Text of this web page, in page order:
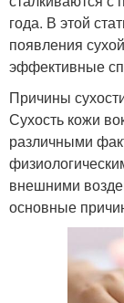
года. В этой
появления
эффективные
Причины
Сухость кожи
различными
внешними
основные